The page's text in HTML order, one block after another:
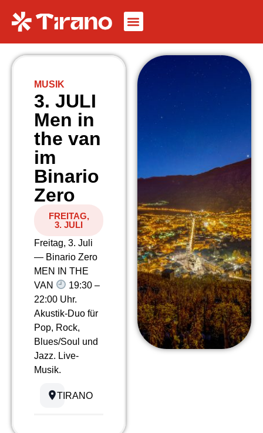
MUSIK
3. JULI
Men in
the van
im
Binario
Zero
FREITAG,
3. JULI
Freitag, 3. Juli
— Binario Zero
MEN IN THE
VAN
19:30 –
22:00 Uhr.
Akustik-Duo für
Pop, Rock,
Blues/Soul und
Jazz. Live-
Musik.
TIRANO